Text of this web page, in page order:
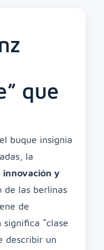
que
buque insignia
la
y
de las berlinas
de
“clase
describir un